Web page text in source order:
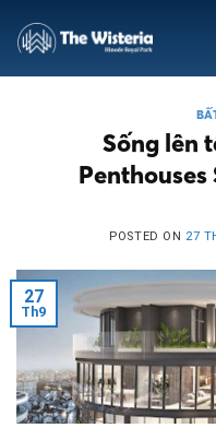
Sống lên
POSTED ON 27
27
Th9